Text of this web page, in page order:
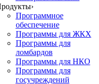
›
Программное
обеспечение
Программы для ЖКХ
Программы для
ломбардов
Программы для НКО
Программы для
госучреждений